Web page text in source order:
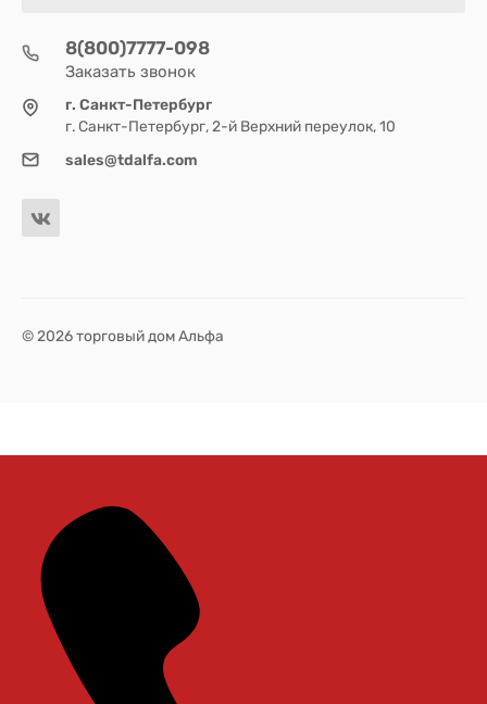
8(800)7777-098
Заказать звонок
г. Санкт-Петербург
г. Санкт-Петербург, 2-й Верхний переулок, 10
sales@tdalfa.com
© 2026 торговый дом Альфа